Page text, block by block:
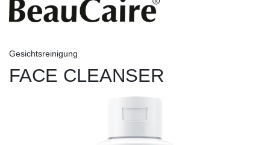
Gesichtsreinigung
FACE CLEANSER